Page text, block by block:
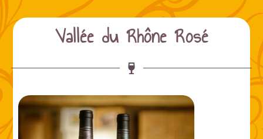
Vallée du Rhône Rosé